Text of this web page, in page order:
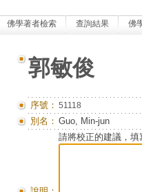
佛學著者檢索 查詢結果 佛
郭敏俊
序號： 51118
別名： Guo, Min-jun
請將校正的建議，填